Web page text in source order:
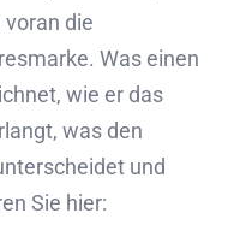
die
Was einen
wie er das
was den
und
Sie hier: